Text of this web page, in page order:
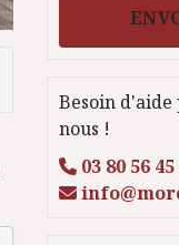
Besoin d'aide
nous !
03 80 56